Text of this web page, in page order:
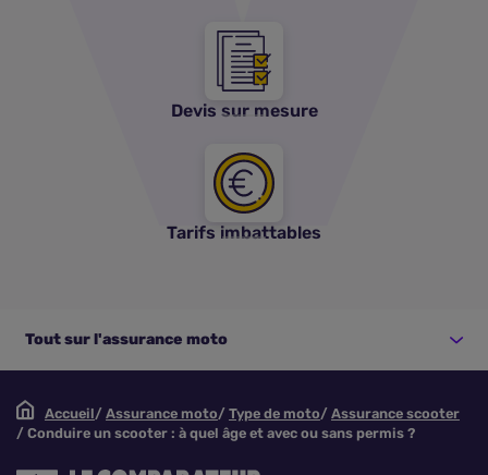
Devis sur mesure
Tarifs imbattables
Tout sur l'assurance moto
Accueil Assurance moto Type de moto
Assurance scooter
Conduire un scooter : à quel âge et avec ou sans permis ?